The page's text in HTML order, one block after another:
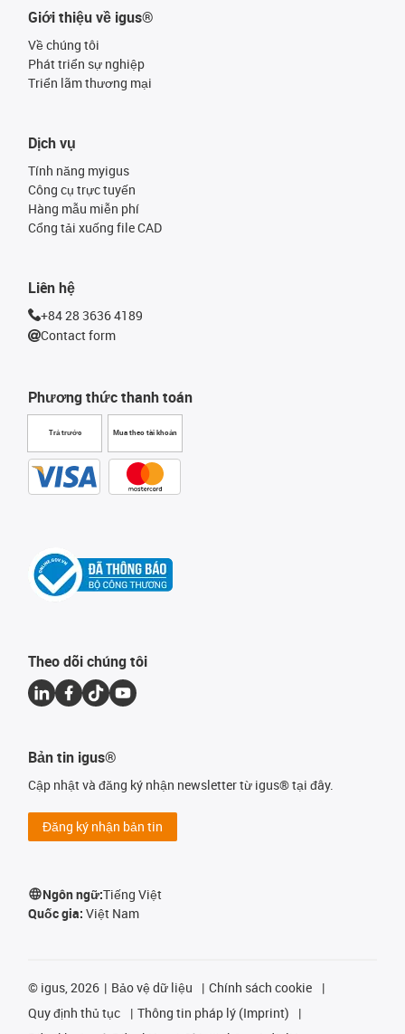
Giới thiệu về igus®
Về chúng tôi
Phát triển sự nghiệp
Triển lãm thương mại
Phương thức thanh toán
Trả trước Mua theo tài khoản
Dịch vụ
Tính năng myigus
Công cụ trực tuyến
Hàng mẫu miễn phí
Cổng tải xuống file CAD
Liên hệ
+84 28 3636 4189
Contact form
Theo dõi chúng tôi
Bản tin igus®
Cập nhật và đăng ký nhận newsletter từ igus® tại đây.
Đăng ký nhận bản tin
Ngôn ngữ:Tiếng Việt
Quốc gia: Việt Nam
© igus, 2026 Bảo vệ dữ liệu
Chính sách cookie
Quy định thủ tục
Thông tin pháp lý (Imprint)